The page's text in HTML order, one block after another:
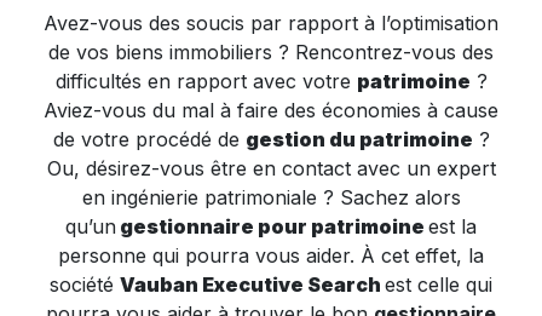
Avez-vous des soucis par rapport à l’optimisation
de vos biens immobiliers ? Rencontrez-vous des
difficultés en rapport avec votre patrimoine ?
Aviez-vous du mal à faire des économies à cause
de votre procédé de gestion du patrimoine ?
Ou, désirez-vous être en contact avec un expert
en ingénierie patrimoniale ? Sachez alors
qu’un gestionnaire pour patrimoine est la
personne qui pourra vous aider. À cet effet, la
société Vauban Executive Search est celle qui